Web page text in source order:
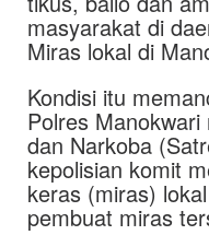
masyarakat di
Miras lokal di
Kondisi itu
Polres
dan Narkoba
kepolisian komit
keras (miras)
pembuat miras